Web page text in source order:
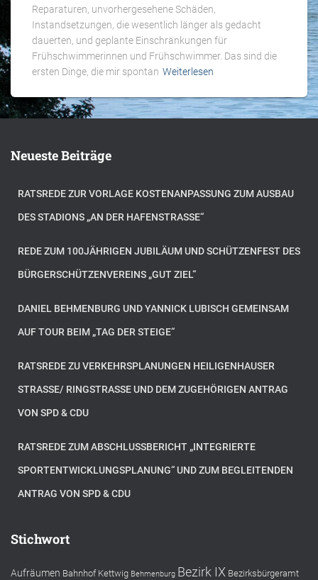
Reparaturen, unvorhergesehene Schäden,
Instandsetzungen, die wesentlich länger als gedacht
dauerten, und geplante Einschränkungen für
Frühschwimmerinnen und Frühschwimmer. Das sind die
ersten Dinge, die mir spontan Weiterlesen
Neueste Beiträge
RATSREDE ZUR VORLAGE KOSTENANPASSUNG ZUM AUSBAU
DES STADIONS „AN DER HAFENSTRASSE“
REDE ZUM 100JÄHRIGEN JUBILÄUM UND SCHÜTZENFEST DES
BÜRGERSCHÜTZENVEREINS „GUT ZIEL“
DANIEL BEHMENBURG UND YANNICK LUBISCH GEMEINSAM
AUF TOUR BEIM „TAG DER STEIGE“
RATSREDE ZU VERKEHRSPLANUNGEN HEILIGENHAUSER
STRASSE/ RINGSTRASSE UND DEM ZUGEHÖRIGEN ANTRAG VO
N SPD & CDU
RATSREDE ZUM ABSCHLUSSBERICHT „INTEGRIERTE
SPORTENTWICKLUNGSPLANUNG“ UND ZUM BEGLEITENDEN
ANTRAG VON SPD & CDU
Stichwort
Aufräumen Bahnhof Kettwig Behmenburg Bezirk IX Bezirksbürgeramt